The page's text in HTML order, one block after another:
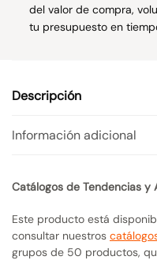
del valor de compra,
tu presupuesto en
Descripción
Información adicional
Catálogos de Tendencias y
Este producto está
consultar nuestros
grupos de 50 productos,